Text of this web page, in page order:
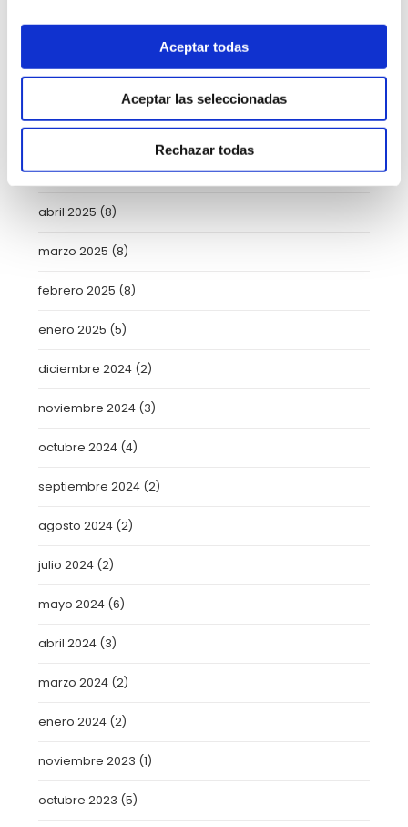
Aceptar todas
Aceptar las seleccionadas
Rechazar todas
junio 2025(6)
mayo 2025(6)
abril 2025 (8)
marzo 2025 (8)
febrero 2025 (8)
enero 2025 (5)
diciembre 2024 (2)
noviembre 2024 (3)
octubre 2024 (4)
septiembre 2024 (2)
agosto 2024 (2)
julio 2024 (2)
mayo 2024 (6)
abril 2024 (3)
marzo 2024 (2)
enero 2024 (2)
noviembre 2023 (1)
octubre 2023 (5)